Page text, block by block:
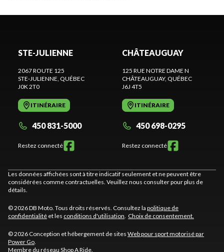
STE-JULIENNE
2067 ROUTE 125
STE-JULIENNE , QUÉBEC
J0K 2T0
ITINÉRAIRE
450 831-5000
Restez connecté
CHÂTEAUGUAY
125 RUE NOTRE DAME N
CHÂTEAUGUAY, QUÉBEC
J6J 4T5
ITINÉRAIRE
450 698-0295
Restez connecté
Les données affichées sont à titre indicatif seulement et ne peuvent être
considérées comme contractuelles. Veuillez nous consulter pour plus de
détails.
© 2026 DB Moto. Tous droits réservés. Consultez la politique de
confidentialité et les conditions d'utilisation Choix de consentement.
© 2026 Conception et hébergement de sites Web pour sport motorisé par
Power Go
Membre du réseau Shop A Ride